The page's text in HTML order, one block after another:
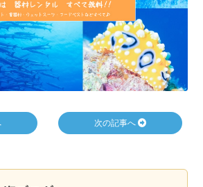
次の記事へ